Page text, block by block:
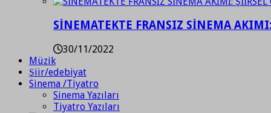
SİNEMATEKTE FRANSIZ SİNEMA
30/11/2022
Müzik
Şiir/edebiyat
Sinema /Tiyatro
Sinema Yazıları
Tiyatro Yazıları